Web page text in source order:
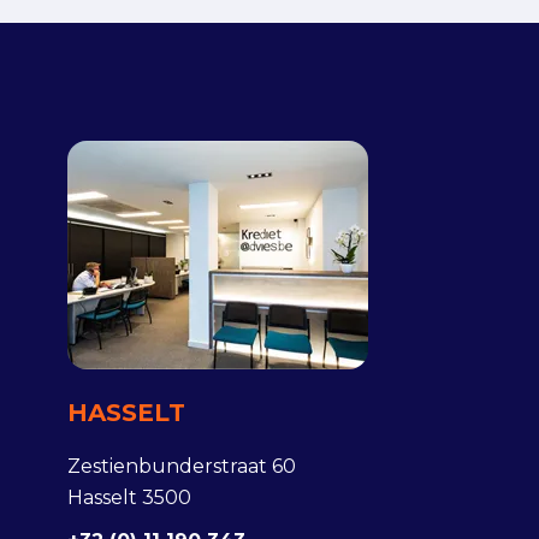
HASSELT
Zestienbunderstraat 60
Hasselt 3500